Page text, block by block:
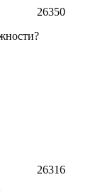
26350
26316